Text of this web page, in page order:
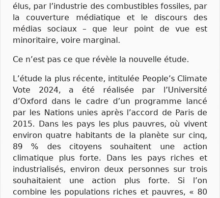
élus, par l’industrie des combustibles fossiles, par
la couverture médiatique et le discours des
médias sociaux – que leur point de vue est
minoritaire, voire marginal.
Ce n’est pas ce que révèle la nouvelle étude.
L’étude la plus récente, intitulée People’s Climate
Vote 2024, a été réalisée par l’Université
d’Oxford dans le cadre d’un programme lancé
par les Nations unies après l’accord de Paris de
2015. Dans les pays les plus pauvres, où vivent
environ quatre habitants de la planète sur cinq,
89 % des citoyens souhaitent une action
climatique plus forte. Dans les pays riches et
industrialisés, environ deux personnes sur trois
souhaitaient une action plus forte. Si l’on
combine les populations riches et pauvres, « 80